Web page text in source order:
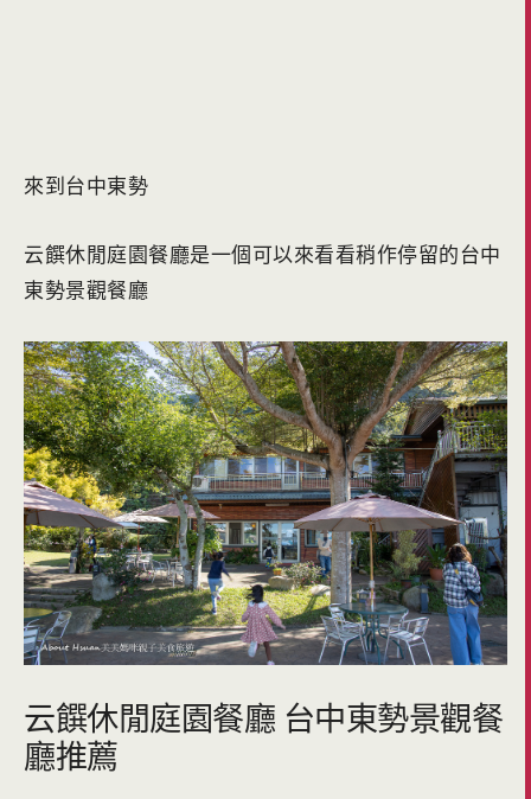
來到台中東勢
云饌休閒庭園餐廳是一個可以來看看稍作停留的台中
東勢景觀餐廳
云饌休閒庭園餐廳 台中東勢景觀餐
廳推薦